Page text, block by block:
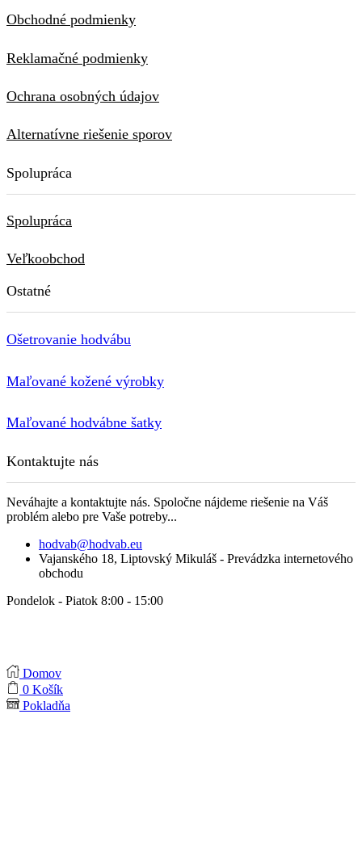
Obchodné podmienky
Reklamačné podmienky
Ochrana osobných údajov
Alternatívne riešenie sporov
Spolupráca
Spolupráca
Veľkoobchod
Ostatné
Ošetrovanie hodvábu
Maľované kožené výrobky
Maľované hodvábne šatky
Kontaktujte nás
Neváhajte a kontaktujte nás. Spoločne nájdeme riešenie na Váš
problém alebo pre Vaše potreby...
hodvab@hodvab.eu
Vajanského 18, Liptovský Mikuláš - Prevádzka internetového
obchodu
Pondelok - Piatok 8:00 - 15:00
Domov
0 Košík
Pokladňa